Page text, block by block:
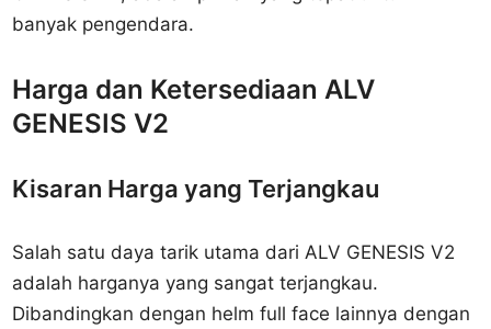
banyak pengendara.
Harga dan Ketersediaan ALV
GENESIS V2
Kisaran Harga yang Terjangkau
Salah satu daya tarik utama dari ALV GENESIS V2
adalah harganya yang sangat terjangkau.
Dibandingkan dengan helm full face lainnya dengan